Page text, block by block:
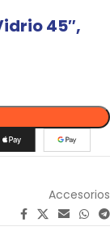
45″,
Accesorios